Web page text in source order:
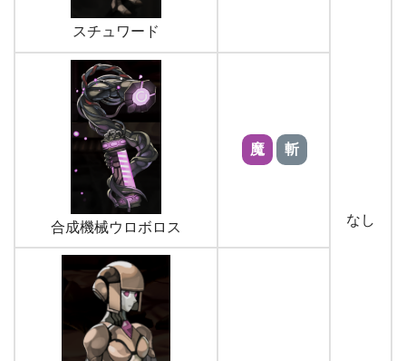
なし
スチュワード
合成機械ウロボロス
魔 斬